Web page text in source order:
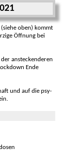
oben) kommt
Öffnung bei
anstecken­deren
Ende
und auf die psy­